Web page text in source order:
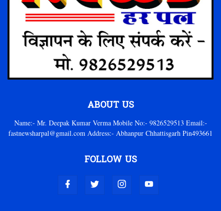
ABOUT US
Name:- Mr. Deepak Kumar Verma Mobile No:- 9826529513 Email:-
fastnewsharpal@gmail.com Address:- Abhanpur Chhattisgarh Pin493661
FOLLOW US